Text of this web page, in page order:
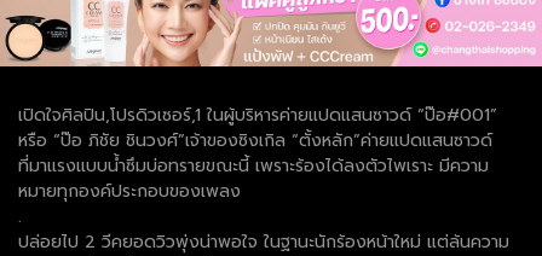
เปิดใจศิลปิน,โปรดิวเซอร์,1 ในผู้บริหารค่ายแปดแสนซาวด์ “ป๊อ#001”
หรือ “ป๊อ ภิชัย ชินวงศ์”เจ้าของซิงเกิล “ตั้งหลัก”ค่ายแปดแสนซาวด์
ที่มาแรงแบบน้ำซึมบ่อทรายขณะนี้ เพราะร้องได้ลงตัวไพเราะ มีความ
หมายทุกองค์ประกอบของเพลง
.
ปล่อยไป 2 วีคยอดวิวพุ่งน่าพอใจ ในฐานะนักร้องหน้าใหม่ แต่ล้นความ